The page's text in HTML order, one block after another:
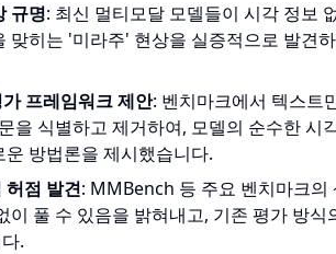
규명: 최신 멀티모달 모델들이 시각 정보
맞히는 '미라주' 현상을 실증적으로 발견
프레임워크 제안: 벤치마크에서 텍스트
을 식별하고 제거하여, 모델의 순수한 시
운 방법론을 제시했습니다.
허점 발견: MMBench 등 주요 벤치마크의
이 풀 수 있음을 밝혀내고, 기존 평가 방식
.